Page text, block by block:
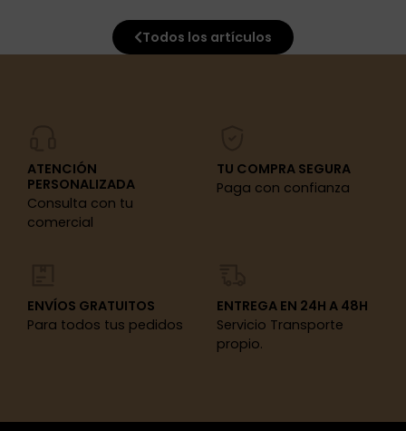
Todos los artículos
ATENCIÓN
PERSONALIZADA
Consulta con tu
comercial
TU COMPRA SEGURA
Paga con confianza
ENVÍOS GRATUITOS
Para todos tus pedidos
ENTREGA EN 24H A 48H
Servicio Transporte
propio.